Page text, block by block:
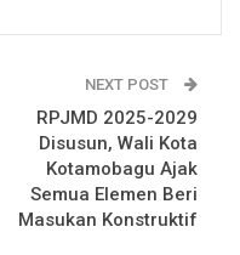
NEXT POST
RPJMD 2025-2029
Disusun, Wali Kota
Kotamobagu Ajak
Semua Elemen Beri
Masukan Konstruktif